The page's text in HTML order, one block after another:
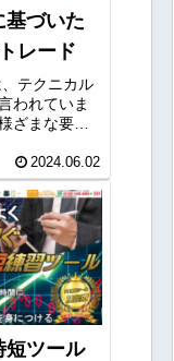
基づいた
レード
テクニカル
われていま
ざまな要素
回は、日
ライントレ
を利用した
2024.06.02
短ツール